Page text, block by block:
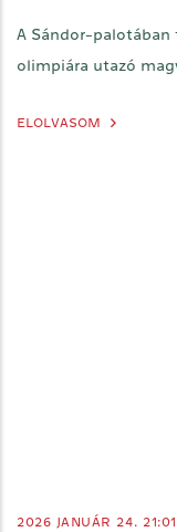
A Sándor-
olimpiára utazó
ELOLVASOM
2026 JANUÁR 24. 21:01